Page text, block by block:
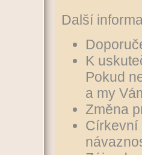
Další
K
Pokud
a my
Změna
Církevní